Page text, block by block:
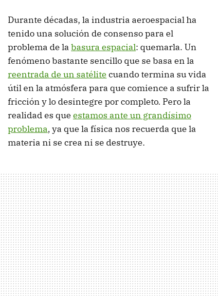
Durante décadas, la industria aeroespacial ha
tenido una solución de consenso para el
problema de la basura espacial: quemarla. Un
fenómeno bastante sencillo que se basa en la
reentrada de un satélite cuando termina su vida
útil en la atmósfera para que comience a sufrir la
fricción y lo desintegre por completo. Pero la
realidad es que estamos ante un grandísimo
problema, ya que la física nos recuerda que la
materia ni se crea ni se destruye.